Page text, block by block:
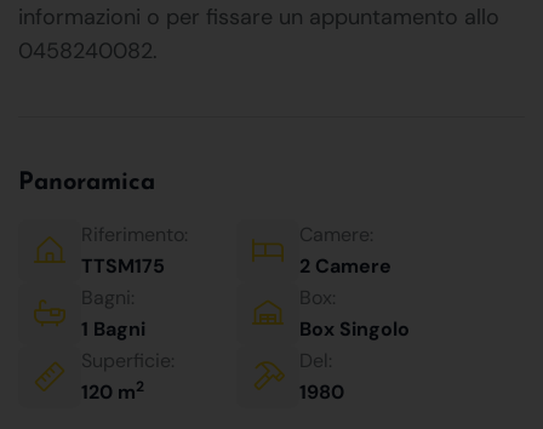
informazioni o per fissare un appuntamento allo
0458240082.
Panoramica
Riferimento:
TTSM175
Camere:
2 Camere
Bagni:
1 Bagni
Box:
Box Singolo
Superficie:
120 m2
Del:
1980